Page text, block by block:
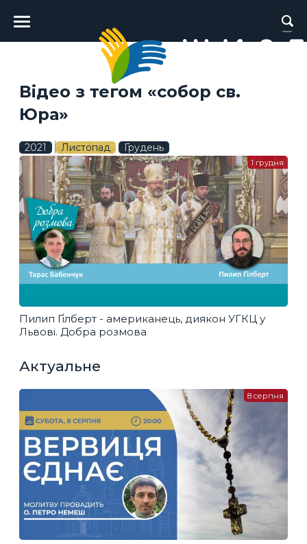
Головне
меню
Відео з тегом «собор св.
Юра»
2021 Листопад Грудень
Пилип Ґілберт - американець, диякон УГКЦ у
Львові. Добра розмова
1 грудня
Актуальне
8 серпня